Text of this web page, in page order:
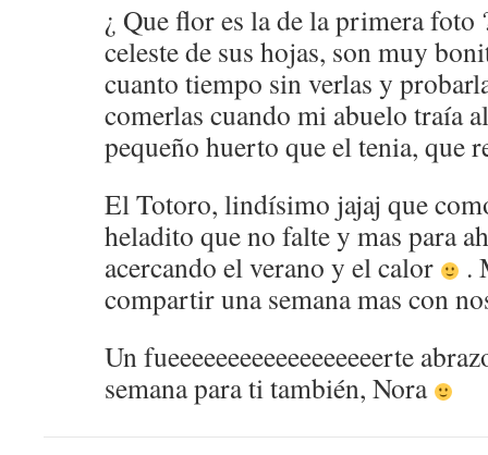
¿ Que flor es la de la primera foto
celeste de sus hojas, son muy
cuanto tiempo sin verlas y
comerlas cuando mi abuelo traía
pequeño huerto que el tenia, que
El Totoro, lindísimo jajaj que
heladito que no falte y mas para
acercando el verano y el calor
.
compartir una semana mas con
Un fueeeeeeeeeeeeeeeeeerte
semana para ti también, Nora